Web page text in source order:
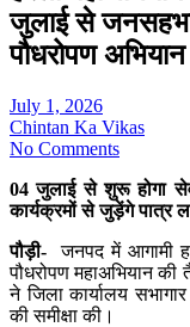
जुलाई से
पौधरोपण अभियान
July 1, 2026
Chintan Ka Vikas
No Comments
04 जुलाई से शुरू होगा
कार्यक्रमों से जुड़ेंगे पात्र
पौड़ी-
जनपद में आगामी
पौधरोपण महाअभियान की
ने जिला कार्यालय
की समीक्षा की।